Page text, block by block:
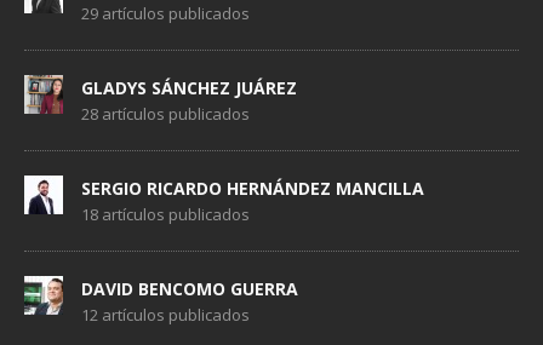
29 artículos publicados
GLADYS SÁNCHEZ JUÁREZ
28 artículos publicados
SERGIO RICARDO HERNÁNDEZ MANCILLA
18 artículos publicados
DAVID BENCOMO GUERRA
12 artículos publicados